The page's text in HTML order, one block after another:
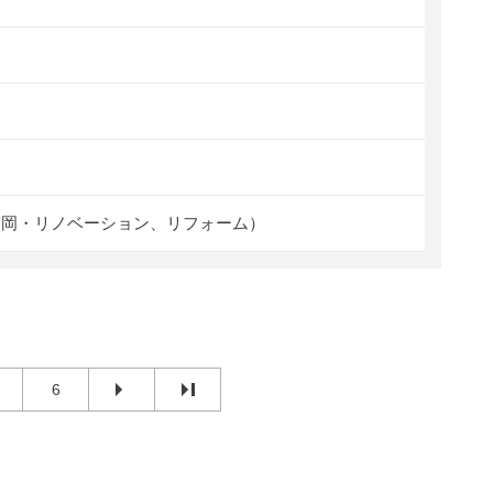
・リノベーション、リフォーム）
6